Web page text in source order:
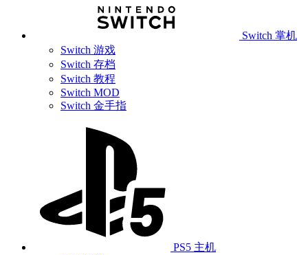
Switch 掌机
Switch 游戏
Switch 存档
Switch 教程
Switch MOD
Switch 金手指
PS5 主机